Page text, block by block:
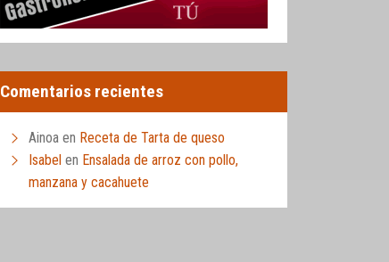
Comentarios recientes
Ainoa en Receta de Tarta de queso
Isabel en Ensalada de arroz con pollo,
manzana y cacahuete